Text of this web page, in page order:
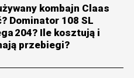
kombajn Claas
Dominator 108 SL
204? Ile kosztują i
przebiegi?